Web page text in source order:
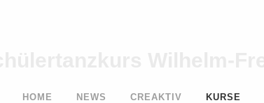
HOME NEWS CREAKTIV KURSE